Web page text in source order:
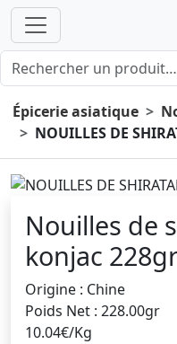
Épicerie asiatique
NOUILLES DE
Nouilles de
konjac
Origine : Chine
Poids Net : 228.00gr
10.04€/Kg